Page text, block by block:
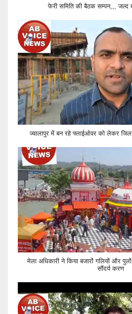
फेरी समिति की बैठक सम्पन,,, जल्द
ज्वालापुर में बन रहे फ्लाईओवर को लेकर
मेला अधिकारी ने किया बजारों गलियों और पुलों
सौंदर्य करण